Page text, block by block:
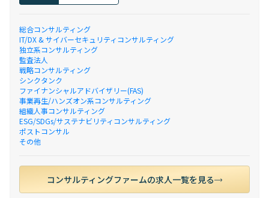
総合コンサルティング
IT/DX & サイバーセキュリティコンサルティング
独立系コンサルティング
監査法人
戦略コンサルティング
シンクタンク
ファイナンシャルアドバイザリー(FAS)
事業再生/ハンズオン系コンサルティング
組織人事コンサルティング
ESG/SDGs/サステナビリティコンサルティング
ポストコンサル
その他
コンサルティングファームの求人一覧を見る